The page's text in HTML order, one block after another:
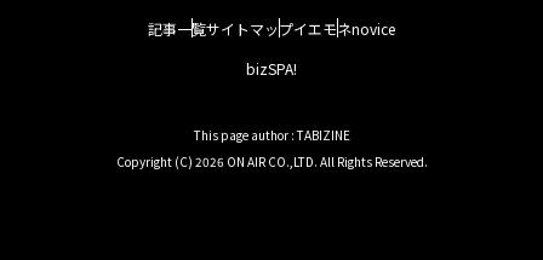
記事一覧サイトマップイエモネnovice
bizSPA!
This page author : TABIZINE
Copyright (C) 2026 ON AIR CO.,LTD. All Rights Reserved.